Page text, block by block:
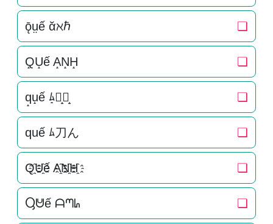
ǭṳế ᾰℵℏ ❏
Q̝U̝ế A̝N̝H̝ ❏
q̝u̝ế ﾑ̝刀̝ん̝ ❏
quế ﾑ刀ん ❏
Q҈U҈ế A҈N҈H҈ ❏
Ⴓᕰế ᗩᘉᖺ ❏